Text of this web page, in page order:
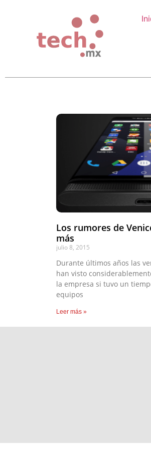
Los rumores de
más
julio 8, 2015
Durante últimos años las
han visto
la empresa si tuvo un
equipos
Leer más »